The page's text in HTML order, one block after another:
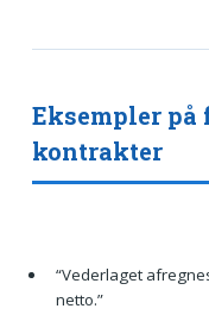
Eksempler
kontrakter
“Vederlaget
netto.”